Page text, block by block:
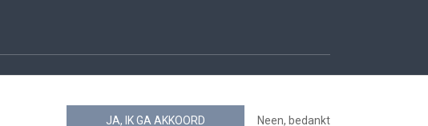
JA, IK GA AKKOORD Neen, bedankt